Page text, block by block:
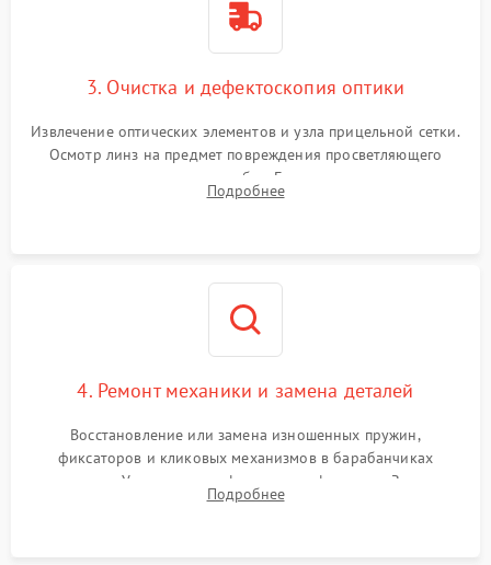
3. Очистка и дефектоскопия оптики
Извлечение оптических элементов и узла прицельной сетки.
Осмотр линз на предмет повреждения просветляющего
покрытия или появления грибка. Бережная очистка стекол
спецрастворами. Проверка целостности гравированной
Подробнее
4. Ремонт механики и замена деталей
Восстановление или замена изношенных пружин,
фиксаторов и кликовых механизмов в барабанчиках
поправок. Устранение люфтов в трансфокаторе. Замена
поврежденных линз, разбитой сетки или восстановление
Подробнее